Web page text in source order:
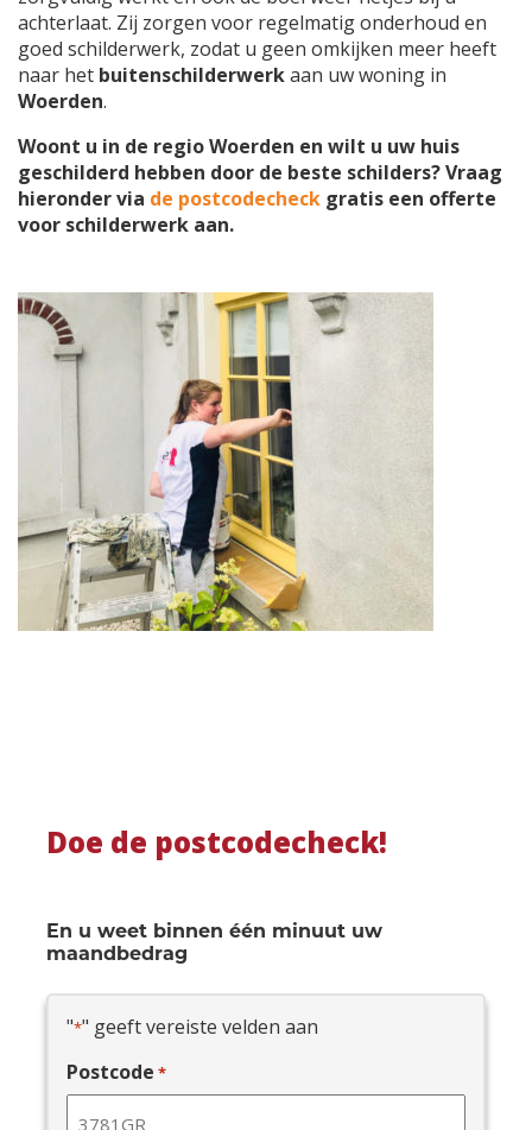
achterlaat. Zij zorgen voor regelmatig onderhoud en
goed schilderwerk, zodat u geen omkijken meer heeft
naar het buitenschilderwerkaan uw woning in
Woerden.
Woont u in de regio Woerden en wilt u uw huis
geschilderd hebben door de beste schilders? Vraag
hieronder via de postcodecheck gratis een offerte
voor schilderwerk aan.
Doe de postcodecheck!
En u weet binnen één minuut uw
maandbedrag
"*" geeft vereiste velden aan
Postcode *